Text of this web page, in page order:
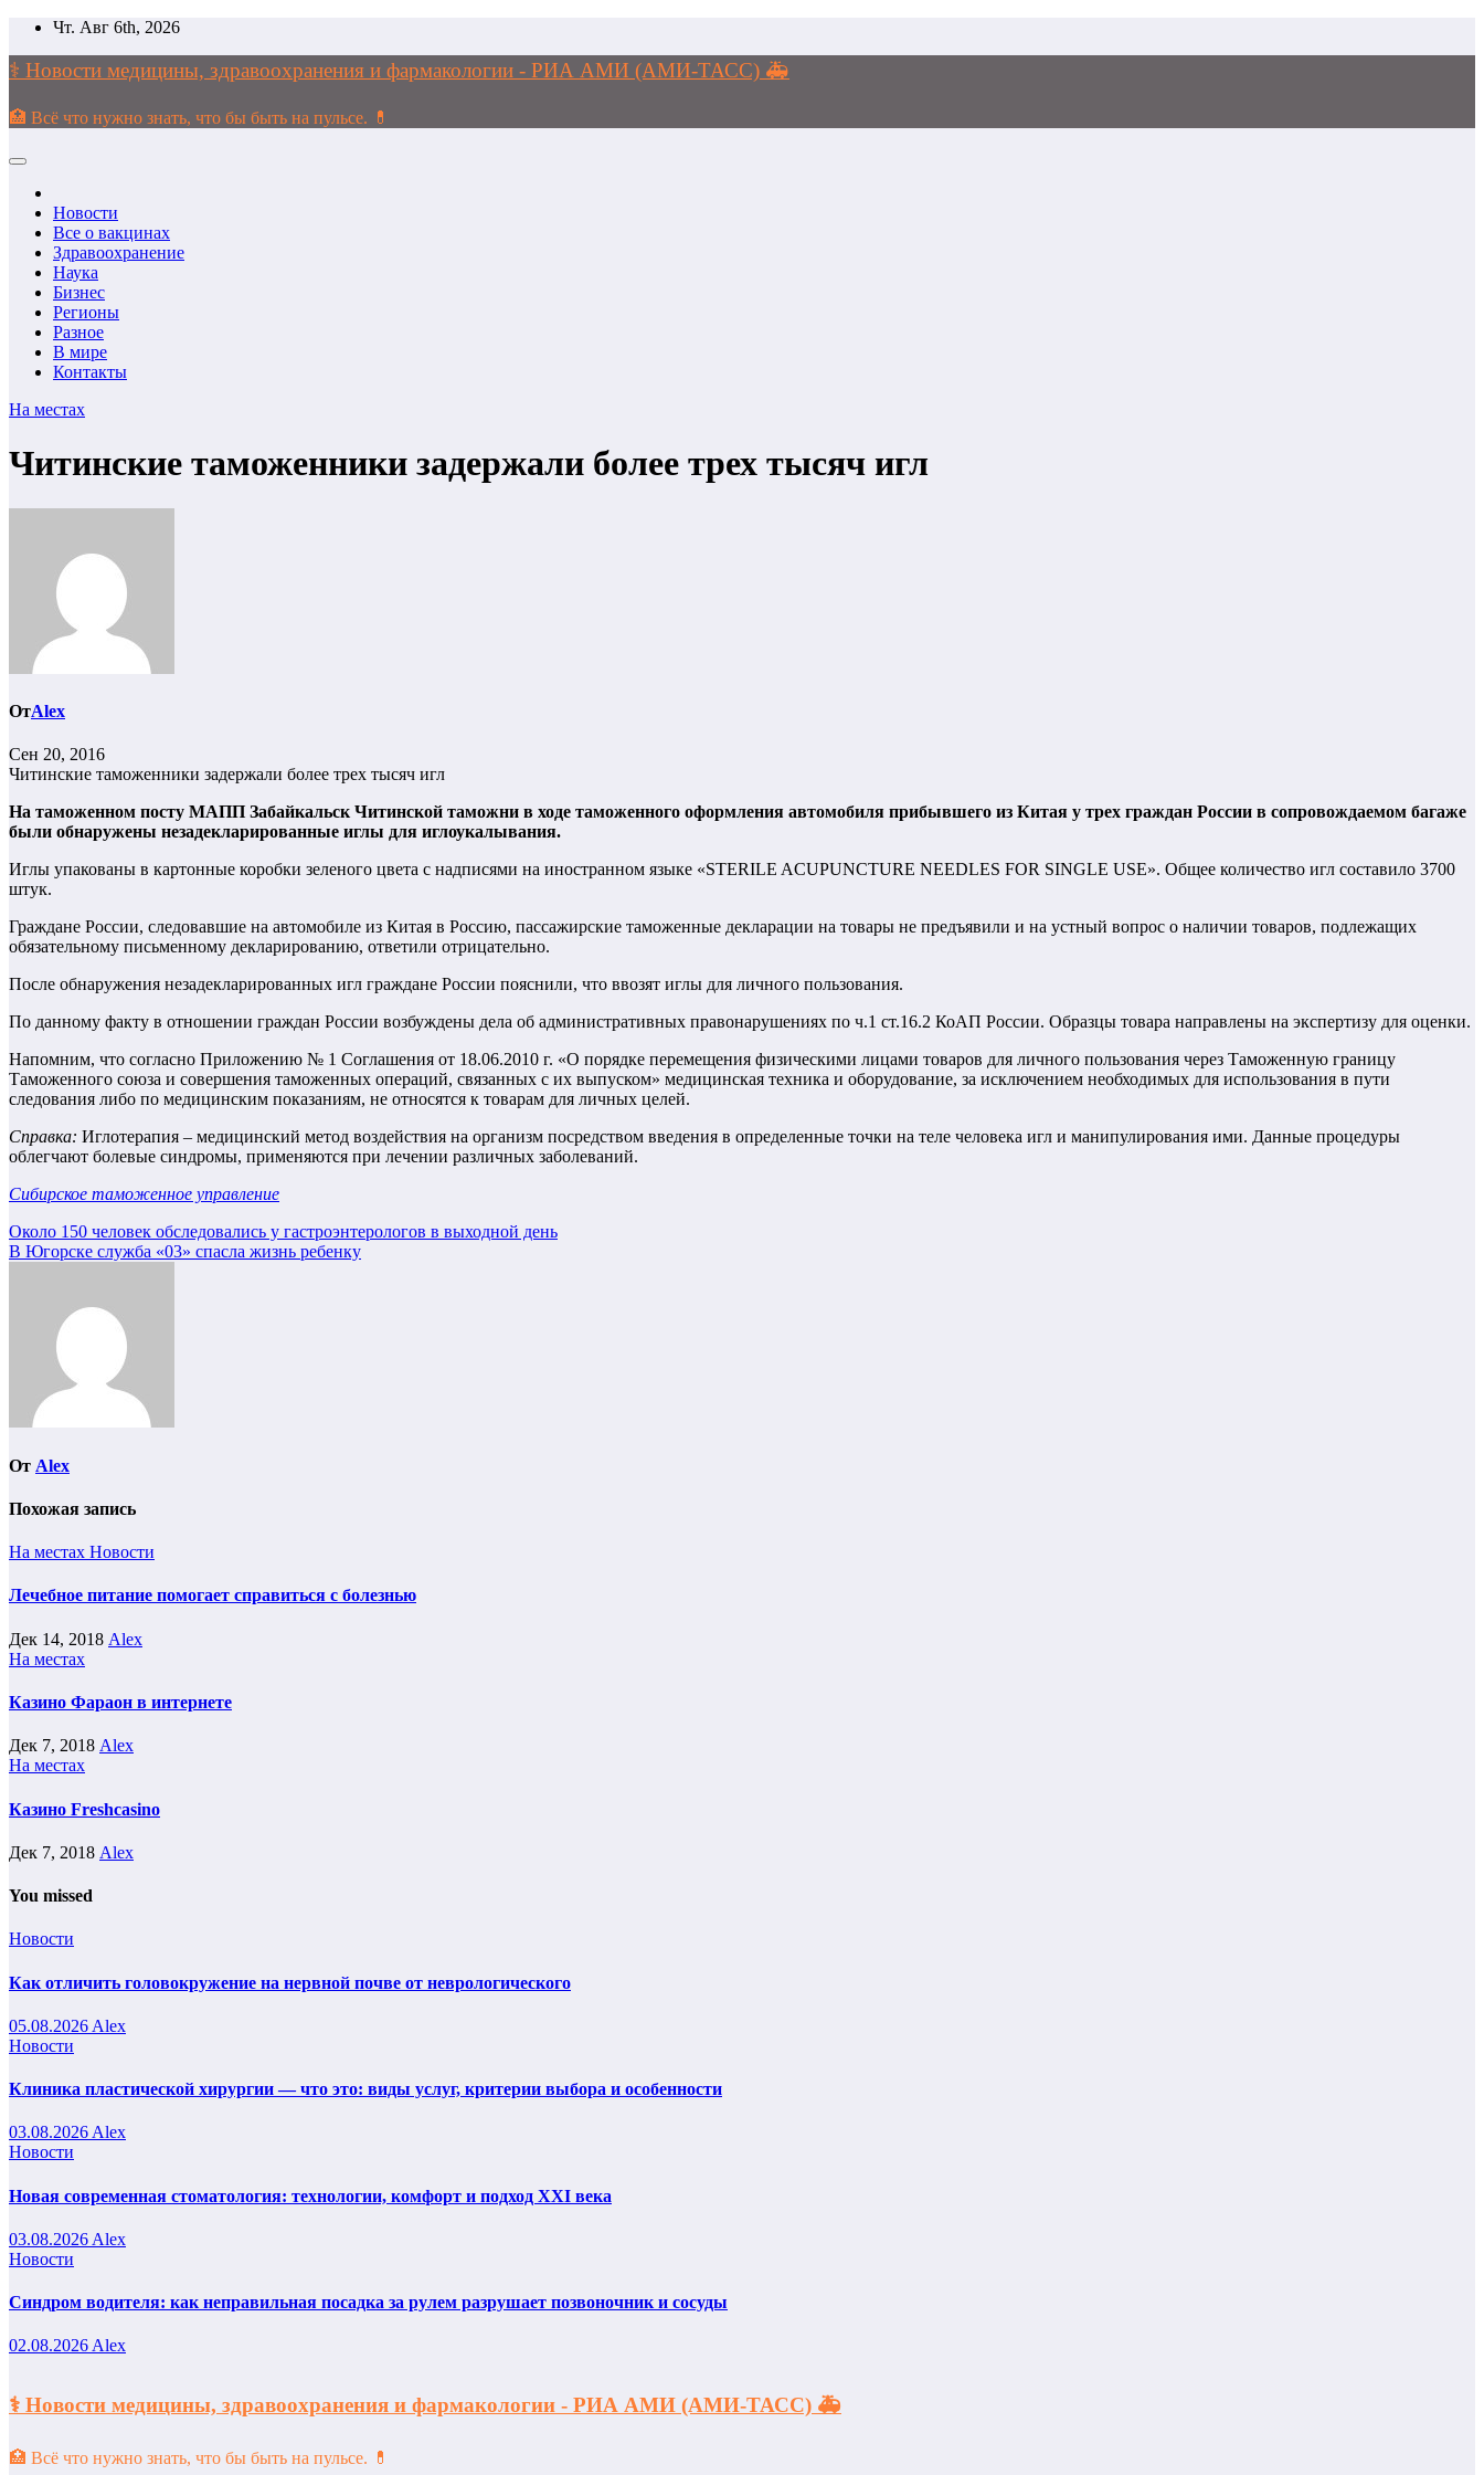
Перейти
содержимому
Чт. Авг 6th, 2026
⚕️ Новости медицины, здравоохранения и фармакологии - РИА АМИ (АМИ-ТАСС) 🚑
🏥 Всё что нужно знать, что бы быть на пульсе. 💊
Новости
Все о вакцинах
Здравоохранение
Наука
Бизнес
Регионы
Разное
В мире
Контакты
На местах
Читинские таможенники задержали более трех тысяч игл
ОтAlex
Сен 20, 2016
Читинские таможенники задержали более трех тысяч игл
На таможенном посту МАПП Забайкальск Читинской таможни в ходе таможенного оформления автомобиля прибывшего из Китая у трех граждан России в сопровождаемом багаже
были обнаружены незадекларированные иглы для иглоукалывания.
Иглы упакованы в картонные коробки зеленого цвета с надписями на иностранном языке «STERILE ACUPUNCTURE NEEDLES FOR SINGLE USE». Общее количество игл составило 3700
штук.
Граждане России, следовавшие на автомобиле из Китая в Россию, пассажирские таможенные декларации на товары не предъявили и на устный вопрос о наличии товаров, подлежащих
обязательному письменному декларированию, ответили отрицательно.
После обнаружения незадекларированных игл граждане России пояснили, что ввозят иглы для личного пользования.
По данному факту в отношении граждан России возбуждены дела об административных правонарушениях по ч.1 ст.16.2 КоАП России. Образцы товара направлены на экспертизу для оценки.
Напомним, что согласно Приложению № 1 Соглашения от 18.06.2010 г. «О порядке перемещения физическими лицами товаров для личного пользования через Таможенную границу
Таможенного союза и совершения таможенных операций, связанных с их выпуском» медицинская техника и оборудование, за исключением необходимых для использования в пути
следования либо по медицинским показаниям, не относятся к товарам для личных целей.
Справка: Иглотерапия – медицинский метод воздействия на организм посредством введения в определенные точки на теле человека игл и манипулирования ими. Данные процедуры
облегчают болевые синдромы, применяются при лечении различных заболеваний.
Сибирское таможенное управление
Навигация
по
Около 150 человек обследовались у гастроэнтерологов в выходной день
В Югорске служба «03» спасла жизнь ребенку
От Alex
Похожая запись
На местах Новости
Лечебное питание помогает справиться с болезнью
Дек 14, 2018 Alex
На местах
Казино Фараон в интернете
Дек 7, 2018 Alex
На местах
Казино Freshcasino
Дек 7, 2018 Alex
You missed
Новости
Как отличить головокружение на нервной почве от неврологического
05.08.2026 Alex
Новости
Клиника пластической хирургии — что это: виды услуг, критерии выбора и особенности
03.08.2026 Alex
Новости
Новая современная стоматология: технологии, комфорт и подход XXI века
03.08.2026 Alex
Новости
Синдром водителя: как неправильная посадка за рулем разрушает позвоночник и сосуды
02.08.2026Alex
⚕️ Новости медицины, здравоохранения и фармакологии - РИА АМИ (АМИ-ТАСС) 🚑
🏥 Всё что нужно знать, что бы быть на пульсе. 💊